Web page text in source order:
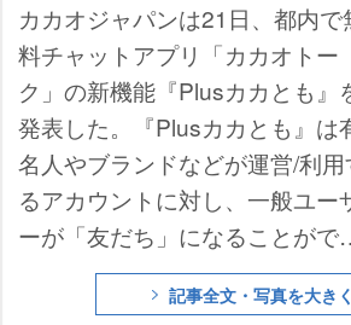
カカオジャパンは21日、都内で
料チャットアプリ「カカオトー
ク」の新機能『Plusカカとも』
発表した。『Plusカカとも』は
名人やブランドなどが運営/利用
るアカウントに対し、一般ユー
ーが「友だち」になることがで
る機能で、様々なコンテンツや
報を閲覧することができるよう
記事全文・写真を大き